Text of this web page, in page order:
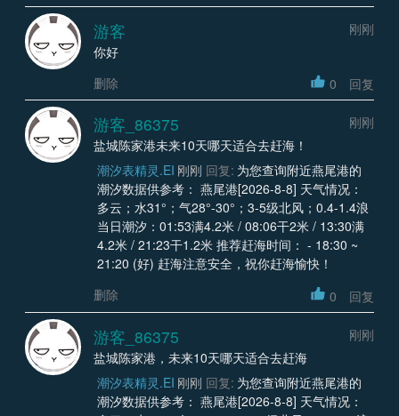
游客
刚刚
你好
删除
0 回复
游客_86375
刚刚
盐城陈家港未来10天哪天适合去赶海！
潮汐表精灵.EI 刚刚 回复: 为您查询附近燕尾港的
潮汐数据供参考： 燕尾港[2026-8-8] 天气情况：
多云；水31°；气28°-30°；3-5级北风；0.4-1.4浪
当日潮汐：01:53满4.2米 / 08:06干2米 / 13:30满
4.2米 / 21:23干1.2米 推荐赶海时间： - 18:30 ~
21:20 (好) 赶海注意安全，祝你赶海愉快！
删除
0 回复
游客_86375
刚刚
盐城陈家港，未来10天哪天适合去赶海
潮汐表精灵.EI 刚刚 回复: 为您查询附近燕尾港的
潮汐数据供参考： 燕尾港[2026-8-8] 天气情况：